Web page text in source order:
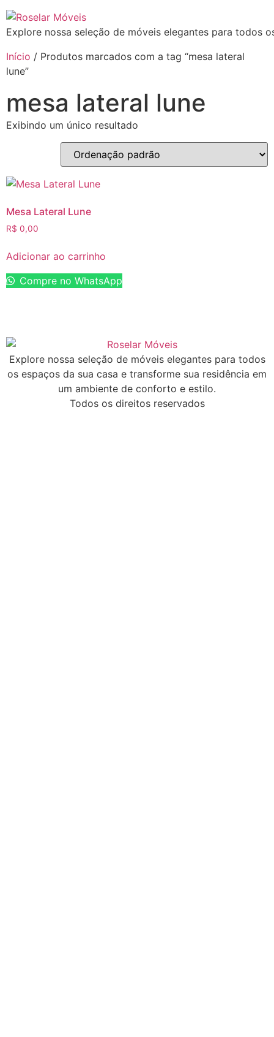
Explore nossa seleção de móveis elegantes para todos
Início / Produtos marcados com a tag “mesa lateral
lune”
mesa lateral lune
Exibindo um único resultado
Mesa Lateral Lune
R$ 0,00
Adicionar ao carrinho
Compre no WhatsApp
Explore nossa seleção de móveis elegantes para todos
os espaços da sua casa e transforme sua residência em
um ambiente de conforto e estilo.
Todos os direitos reservados